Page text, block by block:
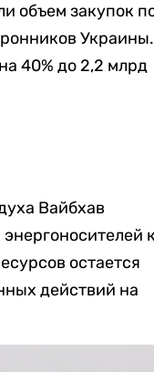
объем закупок
Украины.
40% до 2,2 млрд
Вайбхав
остается
действий на